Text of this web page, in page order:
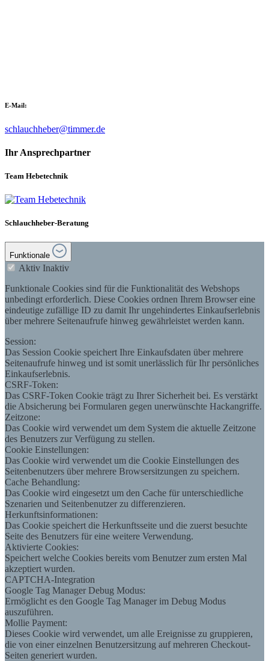
E-Mail:
schlauchheber@timmer.de
Ihr Ansprechpartner
Team Hebetechnik
Schlauchheber-Beratung
Funktionale
Aktiv Inaktiv
Funktionale Cookies sind für die Funktionalität des Webshops
unbedingt erforderlich. Diese Cookies ordnen Ihrem Browser eine
eindeutige zufällige ID zu damit Ihr ungehindertes Einkaufserlebnis
über mehrere Seitenaufrufe hinweg gewährleistet werden kann.
Session:
Das Session Cookie speichert Ihre Einkaufsdaten über mehrere
Seitenaufrufe hinweg und ist somit unerlässlich für Ihr persönliches
Einkaufserlebnis.
CSRF-Token:
Das CSRF-Token Cookie trägt zu Ihrer Sicherheit bei. Es verstärkt
die Absicherung bei Formularen gegen unerwünschte Hackangriffe.
Zeitzone:
Das Cookie wird verwendet um dem System die aktuelle Zeitzone
des Benutzers zur Verfügung zu stellen.
Cookie Einstellungen:
Das Cookie wird verwendet um die Cookie Einstellungen des
Seitenbenutzers über mehrere Browsersitzungen zu speichern.
Cache Behandlung:
Das Cookie wird eingesetzt um den Cache für unterschiedliche
Szenarien und Seitenbenutzer zu differenzieren.
Herkunftsinformationen:
Das Cookie speichert die Herkunftsseite und die zuerst besuchte
Seite des Benutzers für eine weitere Verwendung.
Aktivierte Cookies:
Speichert welche Cookies bereits vom Benutzer zum ersten Mal
akzeptiert wurden.
CAPTCHA-Integration
Google Tag Manager Debug Modus:
Ermöglicht es den Google Tag Manager im Debug Modus
auszuführen.
Mollie Payment:
Dieses Cookie wird verwendet, um alle Ereignisse zu gruppieren,
die von einer einzelnen Benutzersitzung auf mehreren Checkout-
Seiten generiert wurden.